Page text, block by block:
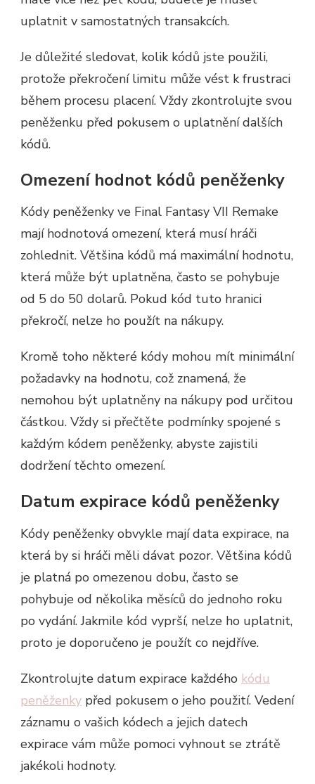
uplatnit v samostatných transakcích.
Je důležité sledovat, kolik kódů jste použili,
protože překročení limitu může vést k frustraci
během procesu placení. Vždy zkontrolujte svou
peněženku před pokusem o uplatnění dalších
kódů.
Omezení hodnot kódů peněženky
Kódy peněženky ve Final Fantasy VII Remake
mají hodnotová omezení, která musí hráči
zohlednit. Většina kódů má maximální hodnotu,
která může být uplatněna, často se pohybuje
od 5 do 50 dolarů. Pokud kód tuto hranici
překročí, nelze ho použít na nákupy.
Kromě toho některé kódy mohou mít minimální
požadavky na hodnotu, což znamená, že
nemohou být uplatněny na nákupy pod určitou
částkou. Vždy si přečtěte podmínky spojené s
každým kódem peněženky, abyste zajistili
dodržení těchto omezení.
Datum expirace kódů peněženky
Kódy peněženky obvykle mají data expirace, na
která by si hráči měli dávat pozor. Většina kódů
je platná po omezenou dobu, často se
pohybuje od několika měsíců do jednoho roku
po vydání. Jakmile kód vyprší, nelze ho uplatnit,
proto je doporučeno je použít co nejdříve.
Zkontrolujte datum expirace každého kódu
peněženky před pokusem o jeho použití. Vedení
záznamu o vašich kódech a jejich datech
expirace vám může pomoci vyhnout se ztrátě
jakékoli hodnoty.